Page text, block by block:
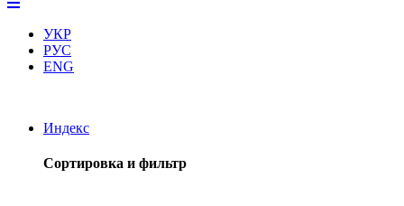
УКР
РУС
ENG
Индекс
Сортировка и фильтр